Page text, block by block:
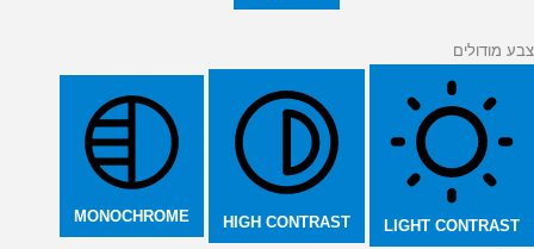
צבע מודולים
LIGHT CONTRAST
HIGH CONTRAST
MONOCHROME